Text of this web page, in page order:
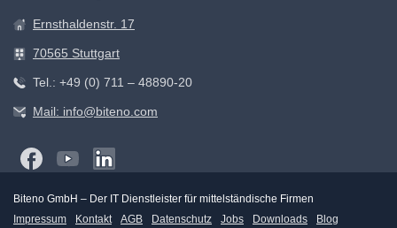
Ernsthaldenstr. 17
70565 Stuttgart
Tel.: +49 (0) 711 – 48890-20
Mail: info@biteno.com
Biteno GmbH – Der IT Dienstleister für mittelständische Firmen
Impressum
Kontakt AGB Datenschutz Jobs Downloads Blog